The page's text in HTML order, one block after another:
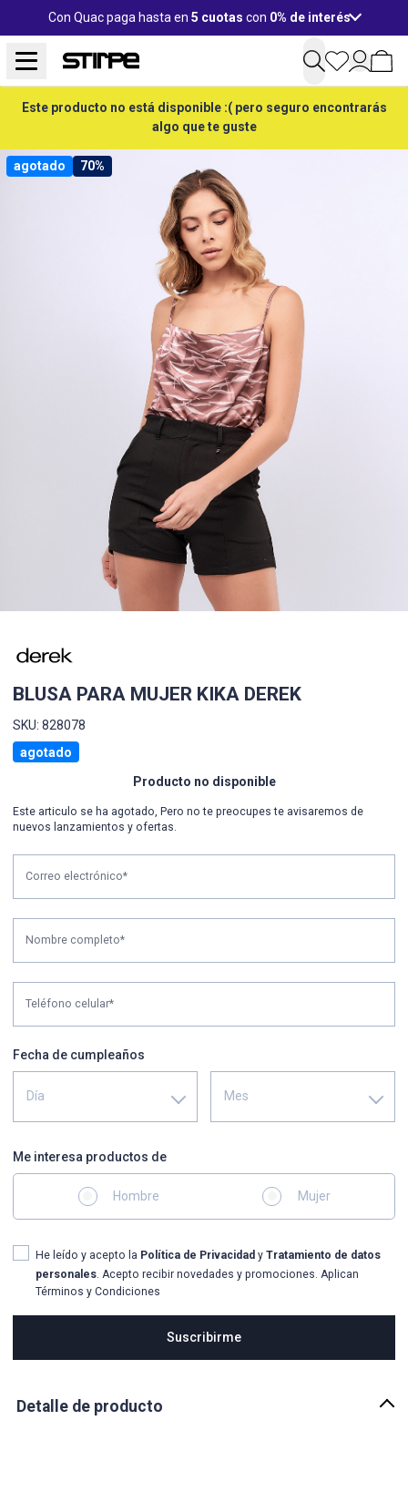
Con Quac paga hasta en 5 cuotas con 0% de interés
Este producto no está disponible :( pero seguro encontrarás
algo que te guste
agotado 70%
BLUSA PARA MUJER KIKA DEREK
SKU: 828078
agotado
Producto no disponible
Este articulo se ha agotado, Pero no te preocupes te avisaremos de
nuevos lanzamientos y ofertas.
Correo electrónico*
Nombre completo*
Teléfono celular*
Fecha de cumpleaños
Día Mes
Me interesa productos de
Hombre Mujer
He leído y acepto la Política de Privacidad y Tratamiento de datos
personales. Acepto recibir novedades y promociones. Aplican
Términos y Condiciones
Suscribirme
Detalle de producto